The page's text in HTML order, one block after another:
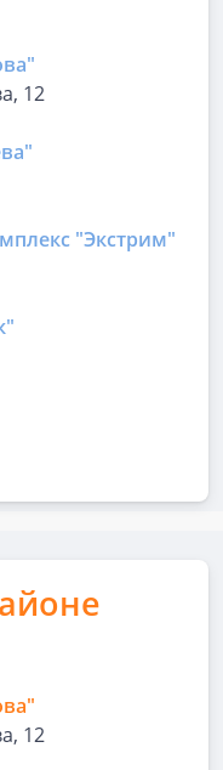
12
"Экстрим"
12